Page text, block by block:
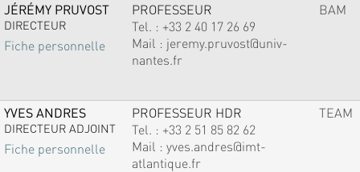
JÉRÉMY PRUVOST
DIRECTEUR
Fiche personnelle
PROFESSEUR
Tel. : +33 2 40 17 26 69
Mail : jeremy.pruvost@univ-
nantes.fr
BAM
YVES ANDRES
DIRECTEUR ADJOINT
Fiche personnelle
PROFESSEUR HDR
Tel. : +33 2 51 85 82 62
Mail : yves.andres@imt-
atlantique.fr
TEAM